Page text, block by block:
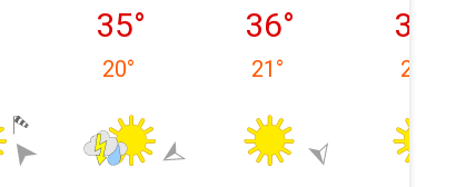
35°
20°
36°
21 °
37
22